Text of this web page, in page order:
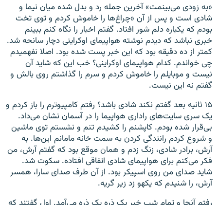
«به زودی می‌بینمت» آخرین جمله رد و بدل شده میان نیما و
شادی است و پس از آن «چراغ‌ها را خاموش کردم و توی تخت
بودم که یکباره دلم شور افتاد. گفتم اخبار را نگاه کنم ببینم
خبری نباشد که دیدم نوشته هواپیمای اوکراینی دچار سانحه شد.
کمتر از ده دقیقه بود که این خبر پست شده بود. اصلا نفهمیدم
چی خواندم. کدام هواپیمای اوکراینی؟ خب این که شاید آن
نیست و موبایلم را خاموش کردم و سرم را گذاشتم روی بالش و
گفتم نه این نیست.
۱۵ ثانیه بعد گفتم نکند شادی باشد؟ رفتم کامپیوترم را باز کردم و
یک سری سایت‌های راداری هواپیما را در آسمان نشان می‌داد.
بی‌قرار شده بودم. کاپشنم را کشیدم تنم و نشستم توی ماشین
و شروع کردم رانندگی کردن به سمت خانه مامانم اینها. به
آرش، برادر شادی، زنگ زدم و همان موقع بود که گفتم آرش، من
فکر می‌کنم برای هواپیمای شادی اتفاقی افتاده. سکوت شد.
شاید صدای من روی اسپیکر بود. از آن طرف صدای سارا، همسر
آرش، را شنیدم که یکهو زد زیر گریه.